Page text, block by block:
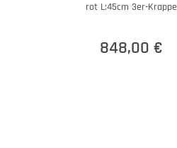
rot L:45cm 3er-Krappe
848,00 €